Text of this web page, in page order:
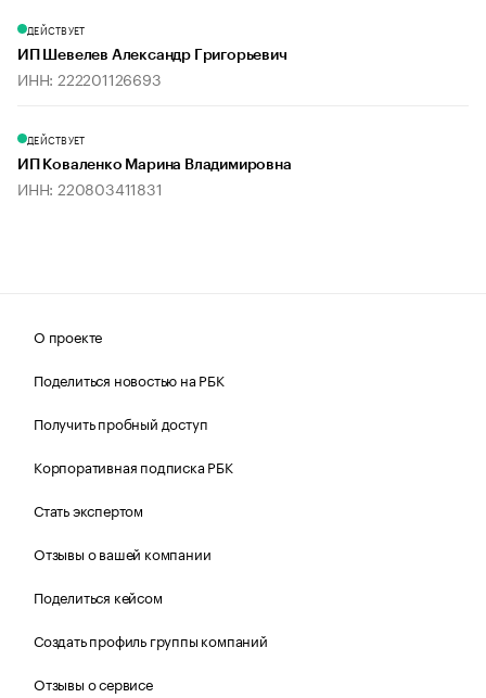
ДЕЙСТВУЕТ
ИП Шевелев Александр Григорьевич
ИНН: 222201126693
ДЕЙСТВУЕТ
ИП Коваленко Марина Владимировна
ИНН: 220803411831
О проекте
Поделиться новостью на РБК
Получить пробный доступ
Корпоративная подписка РБК
Стать экспертом
Отзывы о вашей компании
Поделиться кейсом
Создать профиль группы компаний
Отзывы о сервисе